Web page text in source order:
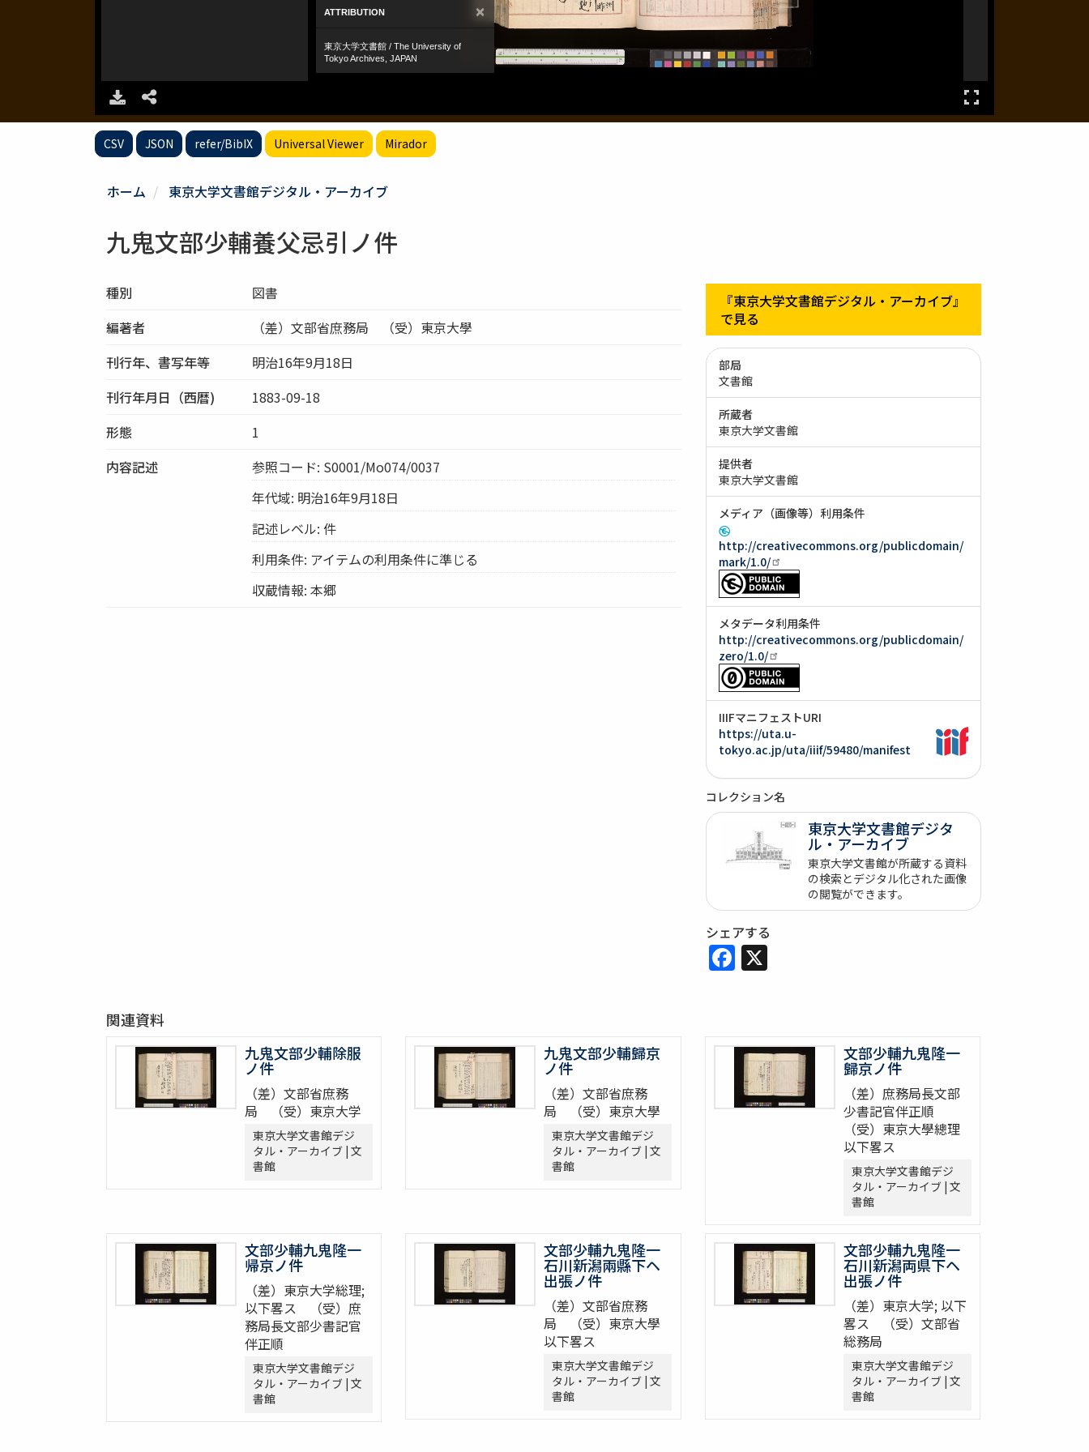
CSV JSON refer/BibIX Universal Viewer Mirador
ホーム 東京大学文書館デジタル・アーカイブ
九鬼文部少輔養父忌引ノ件
種別
図書
編著者
（差）文部省庶務局 （受）東京大學
刊行年、書写年等
明治16年9月18日
刊行年月日（西暦)
1883-09-18
形態
1
内容記述
参照コード: S0001/Mo074/0037
年代域: 明治16年9月18日
記述レベル: 件
利用条件: アイテムの利用条件に準じる
収蔵情報: 本郷
『東京大学文書館デジタル・アーカイブ』
で見る
部局
文書館
所蔵者
東京大学文書館
提供者
東京大学文書館
メディア（画像等）利用条件
http://creativecommons.org/publicdomain/
mark/1.0/
メタデータ利用条件
http://creativecommons.org/publicdomain/
zero/1.0/
IIIFマニフェストURI
https://uta.u-
tokyo.ac.jp/uta/iiif/59480/manifest
コレクション名
東京大学文書館デジタ
ル・アーカイブ
東京大学文書館が所蔵する資料
の検索とデジタル化された画像
の閲覧ができます。
シェアする
Facebook
X
関連資料
九鬼文部少輔除服
ノ件
（差）文部省庶務
局 （受）東京大学
東京大学文書館デジ
タル・アーカイブ | 文
書館
九鬼文部少輔歸京
ノ件
（差）文部省庶務
局 （受）東京大學
東京大学文書館デジ
タル・アーカイブ | 文
書館
文部少輔九鬼隆一
歸京ノ件
（差）庶務局長文部
少書記官伴正順
（受）東京大學總理
以下畧ス
東京大学文書館デジ
タル・アーカイブ | 文
書館
文部少輔九鬼隆一
帰京ノ件
（差）東京大学総理;
以下畧ス （受）庶
務局長文部少書記官
伴正順
東京大学文書館デジ
タル・アーカイブ | 文
書館
文部少輔九鬼隆一
石川新潟兩縣下ヘ
出張ノ件
（差）文部省庶務
局 （受）東京大學
以下畧ス
東京大学文書館デジ
タル・アーカイブ | 文
書館
文部少輔九鬼隆一
石川新潟両県下ヘ
出張ノ件
（差）東京大学; 以下
畧ス （受）文部省
総務局
東京大学文書館デジ
タル・アーカイブ | 文
書館